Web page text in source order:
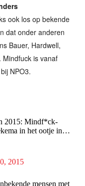
ook los op bekende
dat onder anderen
Bauer, Hardwell,
Mindfuck is vanaf
NPO3.
2015: Mindf*ck-
in het ootje in…
2015
mensen met